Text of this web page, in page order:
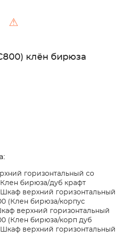
⚠
клён бирюза
горизонтальный со
бирюза/дуб крафт
Шкаф верхний горизонтальный
(Клен бирюза/корпус
верхний горизонтальный
(Клен бирюза/корп дуб
Шкаф верхний горизонтальный